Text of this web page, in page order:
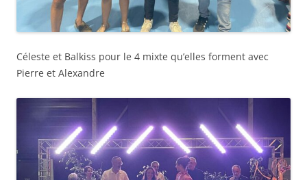
Céleste et Balkiss pour le 4 mixte qu’elles forment avec
Pierre et Alexandre